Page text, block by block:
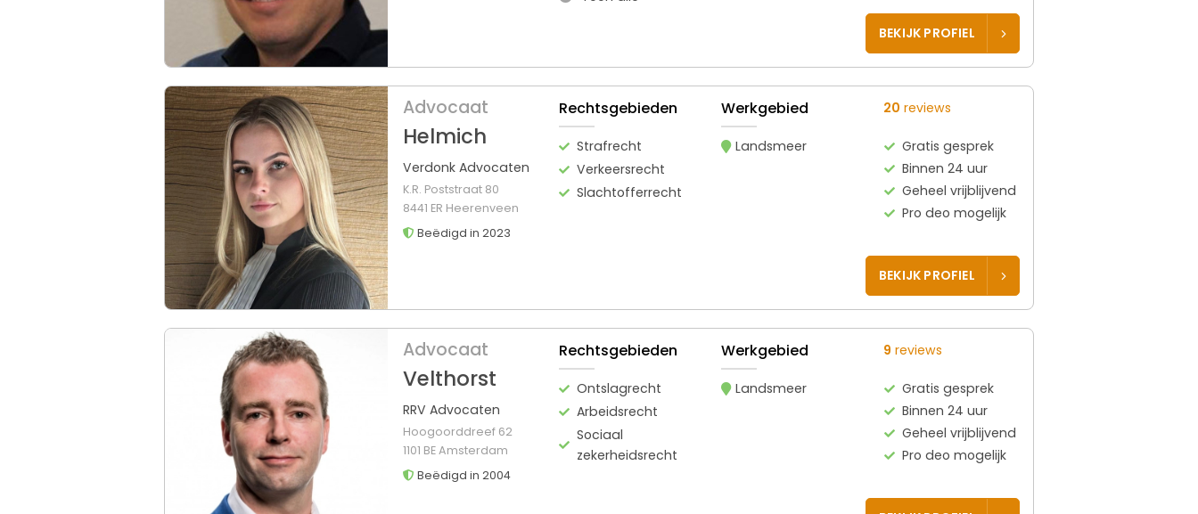
BEKIJK PROFIEL
Advocaat
Helmich
Verdonk Advocaten
K.R. Poststraat 80
8441 ER Heerenveen
Beëdigd in 2023
Rechtsgebieden
Strafrecht
Verkeersrecht
Slachtofferrecht
Werkgebied
Landsmeer
20 reviews
Gratis gesprek
Binnen 24 uur
Geheel vrijblijvend
Pro deo mogelijk
BEKIJK PROFIEL
Advocaat
Velthorst
RRV Advocaten
Hoogoorddreef 62
1101 BE Amsterdam
Beëdigd in 2004
Rechtsgebieden
Ontslagrecht
Arbeidsrecht
Sociaal
zekerheidsrecht
Werkgebied
Landsmeer
9 reviews
Gratis gesprek
Binnen 24 uur
Geheel vrijblijvend
Pro deo mogelijk